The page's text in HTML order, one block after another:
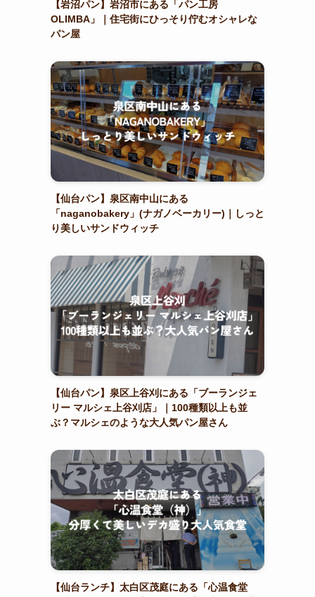
【岩沼パン】岩沼市にある「パン工房
OLIMBA」｜住宅街にひっそり佇むオシャレな
パン屋
【仙台パン】泉区南中山にある
「naganobakery」(ナガノベーカリー)｜しっと
り美しいサンドウィッチ
【仙台パン】泉区上谷刈にある「ブーランジェ
リー マルシェ上谷刈店」｜100種類以上も並
ぶ？マルシェのような大人気パン屋さん
【仙台ランチ】太白区茂庭にある「心温食堂